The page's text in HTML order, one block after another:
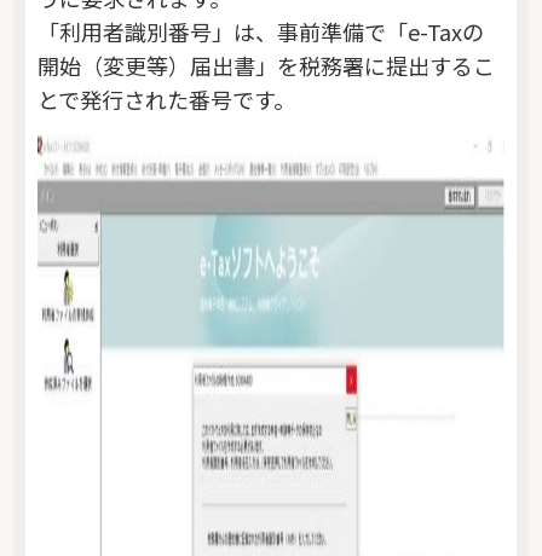
「利用者識別番号」は、事前準備で「e-Taxの
開始（変更等）届出書」を税務署に提出するこ
とで発行された番号です。